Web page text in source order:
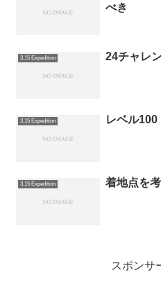
べき
3.15 Expedition 24チャレ
3.15 Expedition レベル100
3.15 Expedition 着地点を
スポンサ